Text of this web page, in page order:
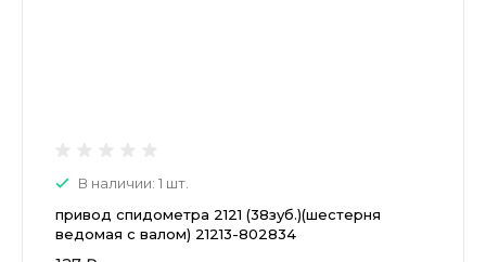
В наличии: 1 шт.
привод спидометра 2121 (38зуб.)(шестерня
ведомая с валом) 21213-802834